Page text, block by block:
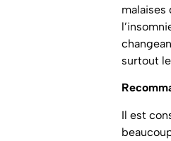
malaises
surtout
Il est